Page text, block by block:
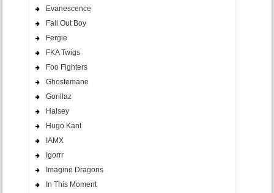
Evanescence
Fall Out Boy
Fergie
FKA Twigs
Foo Fighters
Ghostemane
Gorillaz
Halsey
Hugo Kant
IAMX
Igorrr
Imagine Dragons
In This Moment